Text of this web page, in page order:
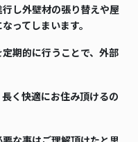
し外壁材の張り替えや屋
ってしまいます。
期的に行うことで、外部
く快適にお住み頂けるの